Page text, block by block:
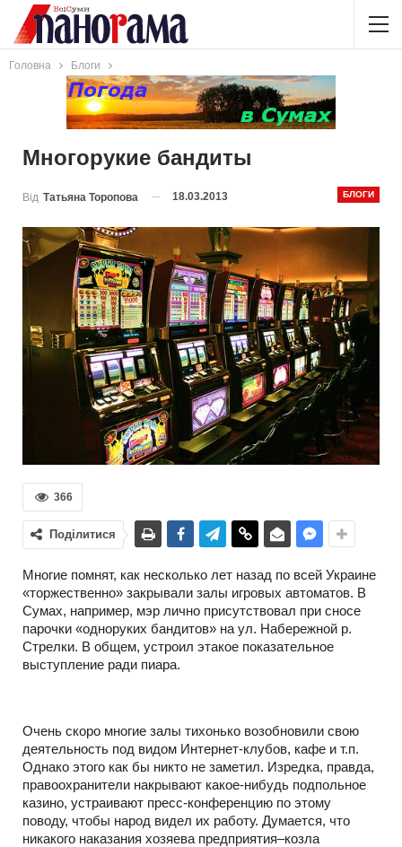
Головна Блоги
Многорукие бандиты
БЛОГИ
Від Татьяна Торопова 18.03.2013
366
Поділитися
Многие помнят, как несколько лет назад по всей Украине
«торжественно» закрывали залы игровых автоматов. В
Сумах, например, мэр лично присутствовал при сносе
парочки «одноруких бандитов» на ул. Набережной р.
Стрелки. В общем, устроил этакое показательное
выступление ради пиара.
Очень скоро многие залы тихонько возобновили свою
деятельность под видом Интернет-клубов, кафе и т.п.
Однако этого как бы никто не заметил. Изредка, правда,
правоохранители накрывают какое-нибудь подпольное
казино, устраивают пресс-конференцию по этому
поводу, чтобы народ видел их работу. Думается, что
никакого наказания хозяева предприятия–козла